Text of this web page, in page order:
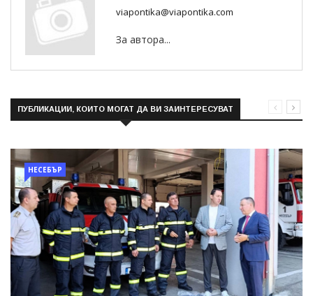
viapontika@viapontika.com
За автора...
ПУБЛИКАЦИИ, КОИТО МОГАТ ДА ВИ ЗАИНТЕРЕСУВАТ
НЕСЕБЪР